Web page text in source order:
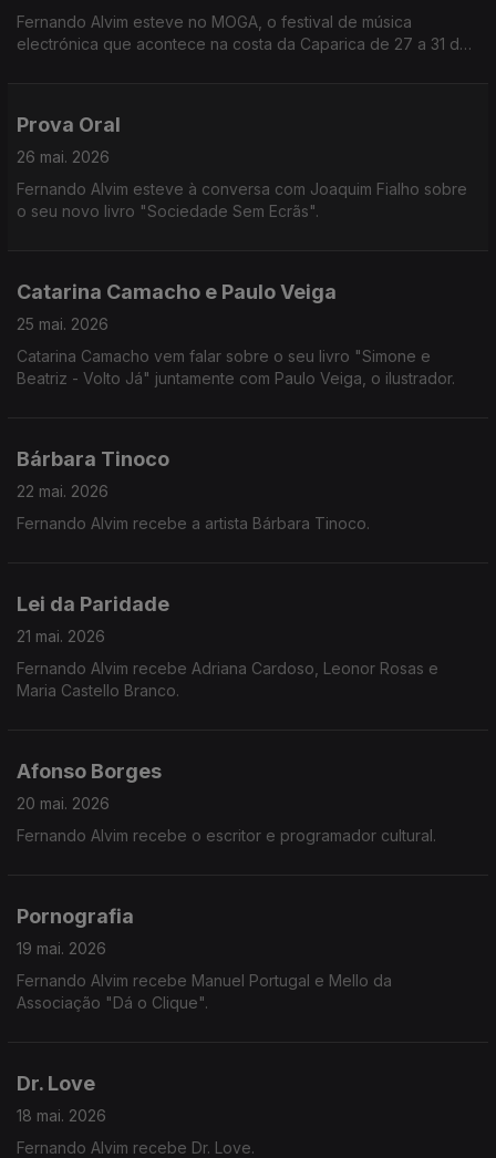
Fernando Alvim esteve no MOGA, o festival de música
electrónica que acontece na costa da Caparica de 27 a 31 de
Prova Oral
26 mai. 2026
Fernando Alvim esteve à conversa com Joaquim Fialho sobre
o seu novo livro "Sociedade Sem Ecrãs".
Catarina Camacho e Paulo Veiga
25 mai. 2026
Catarina Camacho vem falar sobre o seu livro "Simone e
Beatriz - Volto Já" juntamente com Paulo Veiga, o ilustrador.
Bárbara Tinoco
22 mai. 2026
Fernando Alvim recebe a artista Bárbara Tinoco.
Lei da Paridade
21 mai. 2026
Fernando Alvim recebe Adriana Cardoso, Leonor Rosas e
Maria Castello Branco.
Afonso Borges
20 mai. 2026
Fernando Alvim recebe o escritor e programador cultural.
Pornografia
19 mai. 2026
Fernando Alvim recebe Manuel Portugal e Mello da
Associação "Dá o Clique".
Dr. Love
18 mai. 2026
Fernando Alvim recebe Dr. Love.